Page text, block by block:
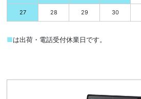
27 28 29 30
■は出荷・電話受付休業日です。